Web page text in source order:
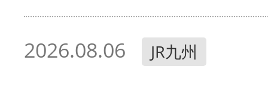
2026.08.06 JR九州